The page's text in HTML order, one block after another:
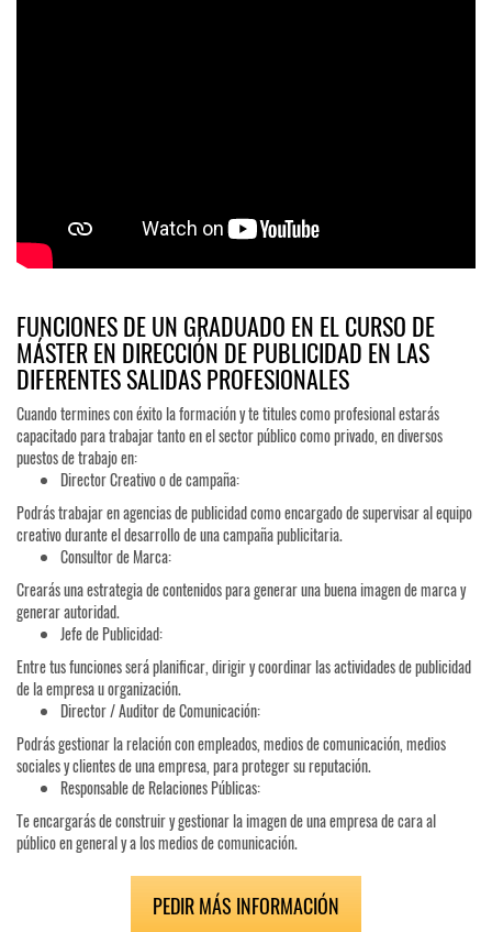
FUNCIONES DE UN GRADUADO EN EL CURSO DE
MÁSTER EN DIRECCIÓN DE PUBLICIDAD EN LAS
DIFERENTES SALIDAS PROFESIONALES
Cuando termines con éxito la formación y te titules como profesional estarás
capacitado para trabajar tanto en el sector público como privado, en diversos
puestos de trabajo en:
Director Creativo o de campaña:
Podrás trabajar en agencias de publicidad como encargado de supervisar al equipo
creativo durante el desarrollo de una campaña publicitaria.
Consultor de Marca:
Crearás una estrategia de contenidos para generar una buena imagen de marca y
generar autoridad.
Jefe de Publicidad:
Entre tus funciones será planificar, dirigir y coordinar las actividades de publicidad
de la empresa u organización.
Director / Auditor de Comunicación:
Podrás gestionar la relación con empleados, medios de comunicación, medios
sociales y clientes de una empresa, para proteger su reputación.
Responsable de Relaciones Públicas:
Te encargarás de construir y gestionar la imagen de una empresa de cara al
público en general y a los medios de comunicación.
PEDIR MÁS INFORMACIÓN